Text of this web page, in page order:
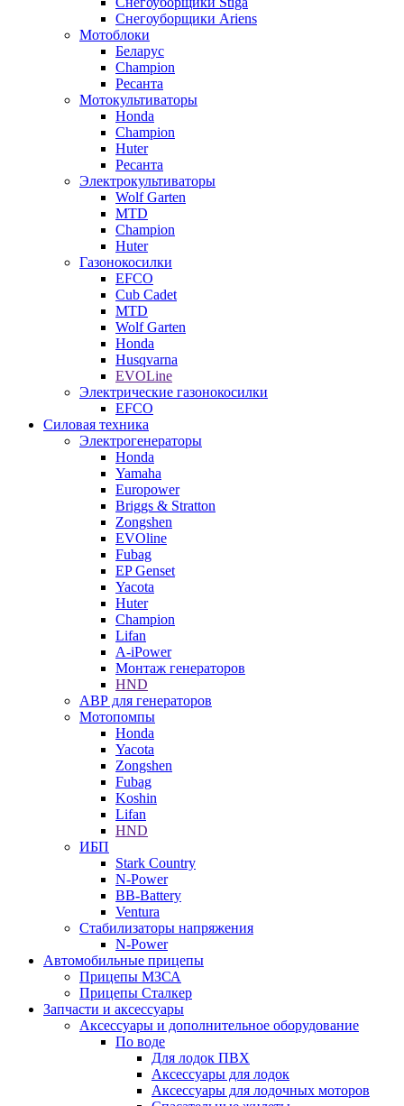
Снегоуборщики Ariens
Мотоблоки
Беларус
Champion
Ресанта
Мотокультиваторы
Honda
Champion
Huter
Ресанта
Электрокультиваторы
Wolf Garten
MTD
Champion
Huter
Газонокосилки
EFCO
Cub Cadet
MTD
Wolf Garten
Honda
Husqvarna
EVOLine
Электрические газонокосилки
EFCO
Силовая техника
Электрогенераторы
Honda
Yamaha
Europower
Briggs & Stratton
Zongshen
EVOline
Fubag
EP Genset
Yacota
Huter
Champion
Lifan
A-iPower
Монтаж генераторов
HND
АВР для генераторов
Мотопомпы
Honda
Yacota
Zongshen
Fubag
Koshin
Lifan
HND
ИБП
Stark Country
N-Power
BB-Battery
Ventura
Стабилизаторы напряжения
N-Power
Автомобильные прицепы
Прицепы МЗСА
Прицепы Сталкер
Запчасти и аксессуары
Аксессуары и дополнительное оборудование
По воде
Для лодок ПВХ
Аксессуары для лодок
Аксессуары для лодочных моторов